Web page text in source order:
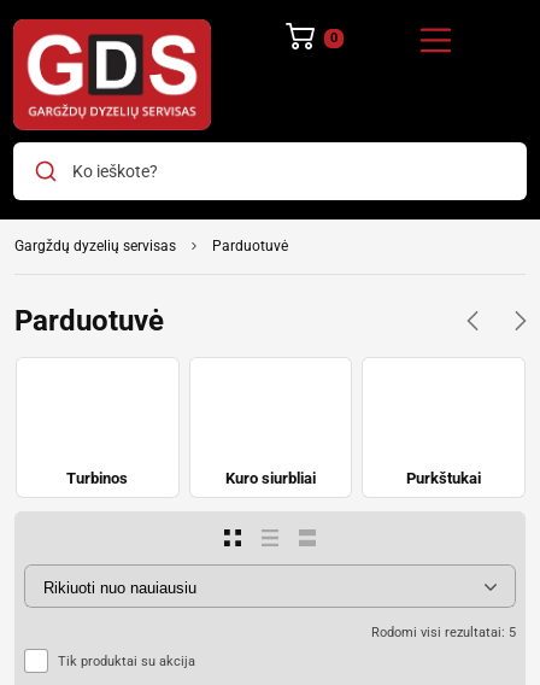
Ko ieškote?
Gargždų dyzelių servisas Parduotuvė
Parduotuvė
Turbinos Kuro siurbliai Purkštukai
Tik produktai su akcija
Rodomi visi rezultatai: 5